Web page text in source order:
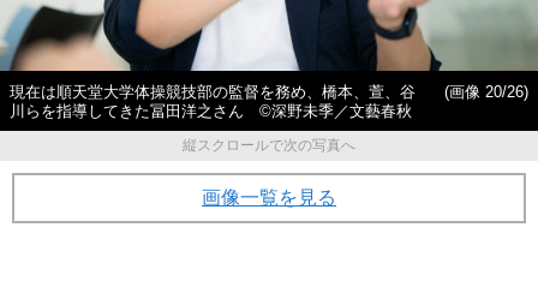
現在は順天堂大学体操競技部の監督を務め、橋本、萱、谷
川らを指導してきた冨田洋之さん ©深野未季／文藝春秋
(画像 20/26)
縦スクロールで次の写真へ
画像一覧を見る